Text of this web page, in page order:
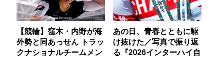
【競輪】窪木・内野が海
外勢と同あっせん トラッ
クナショナルチームメン
あの日、青春とともに駆
け抜けた／写真で振り返
る『2026インターハイ自